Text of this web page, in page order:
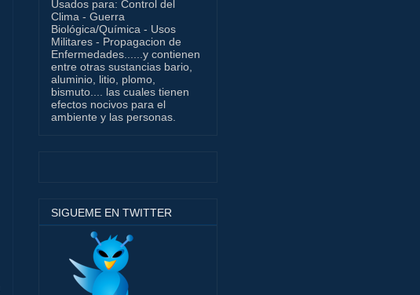
Usados para: Control del
Clima - Guerra
Biológica/Química - Usos
Militares - Propagacion de
Enfermedades......y contienen
entre otras sustancias bario,
aluminio, litio, plomo,
bismuto.... las cuales tienen
efectos nocivos para el
ambiente y las personas.
SIGUEME EN TWITTER